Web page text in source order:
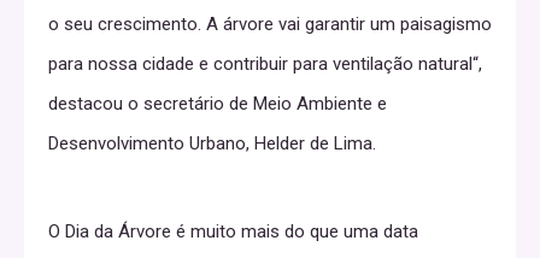
o seu crescimento. A árvore vai garantir um paisagismo
para nossa cidade e contribuir para ventilação natural“,
destacou o secretário de Meio Ambiente e
Desenvolvimento Urbano, Helder de Lima.
O Dia da Árvore é muito mais do que uma data